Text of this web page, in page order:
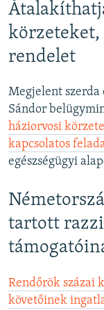
körzeteket,
rendelet
Megjelent szerda
Sándor
háziorvosi
kapcsolatos
egészségügyi
tartott
Rendőrök százai
követőinek